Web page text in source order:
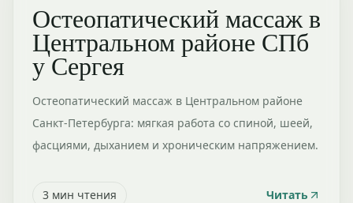
Остеопатический массаж в
Центральном районе СПб
у Сергея
Остеопатический массаж в Центральном районе
Санкт-Петербурга: мягкая работа со спиной, шеей,
фасциями, дыханием и хроническим напряжением.
3 мин чтения Читать